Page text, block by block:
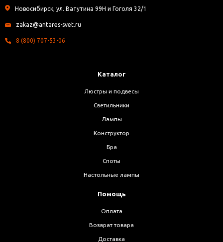
Новосибирск, ул. Ватутина 99Н и Гоголя 32/1
zakaz@antares-svet.ru
8 (800) 707-53-06
Каталог
Люстры и подвесы
Светильники
Лампы
Конструктор
Бра
Споты
Настольные лампы
Помощь
Оплата
Возврат товара
Доставка